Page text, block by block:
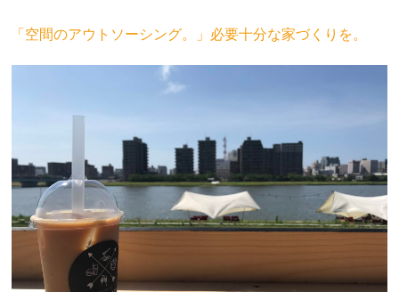
「空間のアウトソーシング。」必要十分な家づくりを。